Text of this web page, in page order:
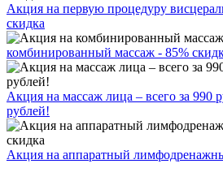
Акция на первую процедуру
скидка
комбинированный массаж - 85%
Акция на массаж лица – всего за 990
рублей!
Акция на аппаратный